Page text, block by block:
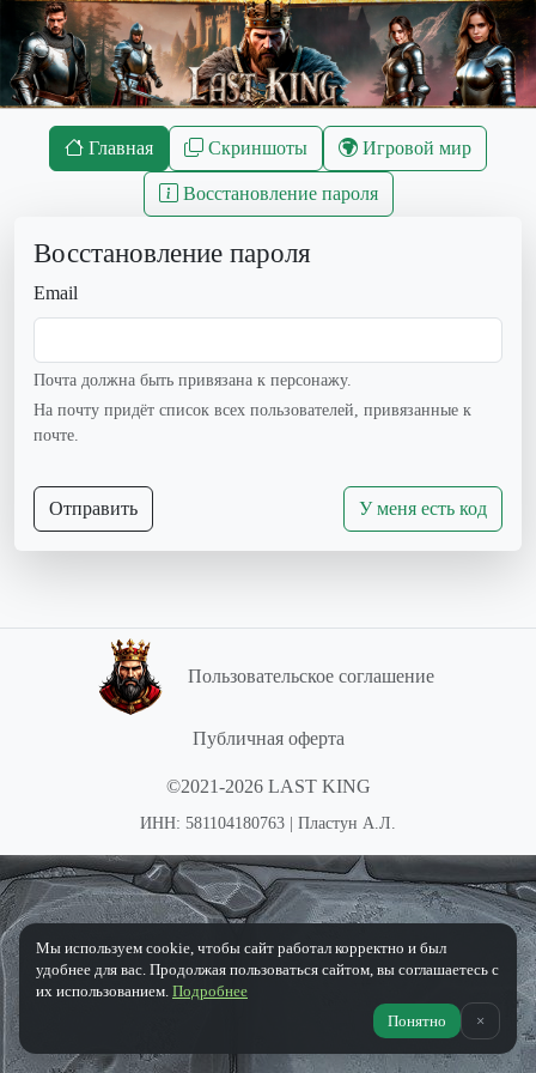
Главная Скриншоты Игровой мир
Восстановление пароля
Восстановление пароля
Email
Почта должна быть привязана к персонажу.
На почту придёт список всех пользователей, привязанные к
почте.
Отправить У меня есть код
Пользовательское соглашение
Публичная оферта
©2021-2026 LAST KING
ИНН: 581104180763 | Пластун А.Л.
Мы используем cookie, чтобы сайт работал корректно и был
удобнее для вас. Продолжая пользоваться сайтом, вы соглашаетесь с
их использованием. Подробнее
Понятно
×